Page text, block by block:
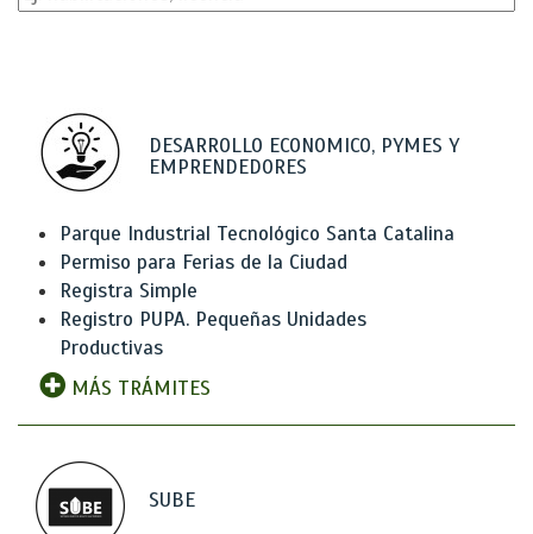
DESARROLLO ECONOMICO, PYMES Y
EMPRENDEDORES
Parque Industrial Tecnológico Santa Catalina
Permiso para Ferias de la Ciudad
Registra Simple
Registro PUPA. Pequeñas Unidades
Productivas
MÁS TRÁMITES
SUBE